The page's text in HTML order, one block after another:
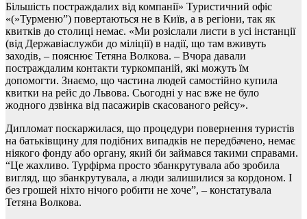
Більшість постраждалих від компанії» Туристичний офіс
«(»Турменю”) повертаються не в Київ, а в регіони, так як
квитків до столиці немає. «Ми розіслали листи в усі інстанції
(від Державіаслужби до міліції) в надії, що там вживуть
заходів, – пояснює Тетяна Волкова. – Вчора давали
постраждалим контакти туркомпаній, які можуть їм
допомогти. Знаємо, що частина людей самостійно купила
квитки на рейс до Львова. Сьогодні у нас вже не було
жодного дзвінка від пасажирів скасованого рейсу».
Дипломат поскаржилася, що процедури повернення туристів
на батьківщину для подібних випадків не передбачено, немає
ніякого фонду або органу, який би займався такими справами.
“Це жахливо. Турфірма просто збанкрутувала або зробила
вигляд, що збанкрутувала, а люди залишилися за кордоном. І
без грошей ніхто нічого робити не хоче”, – констатувала
Тетяна Волкова.